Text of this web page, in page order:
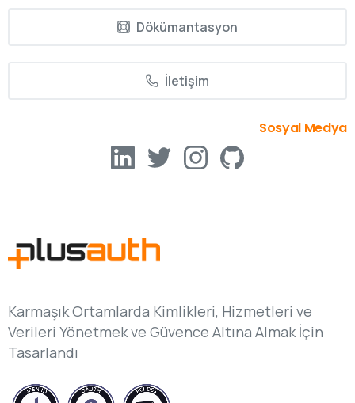
Dökümantasyon
İletişim
Sosyal Medya
Karmaşık Ortamlarda Kimlikleri, Hizmetleri ve
Verileri Yönetmek ve Güvence Altına Almak İçin
Tasarlandı